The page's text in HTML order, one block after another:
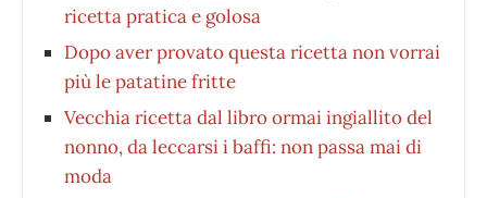
ricetta pratica e golosa
Dopo aver provato questa ricetta non vorrai
più le patatine fritte
Vecchia ricetta dal libro ormai ingiallito del
nonno, da leccarsi i baffi: non passa mai di
moda